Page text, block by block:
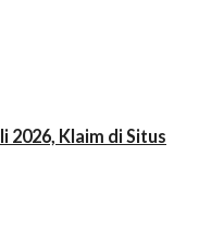
2026, Klaim di Situs